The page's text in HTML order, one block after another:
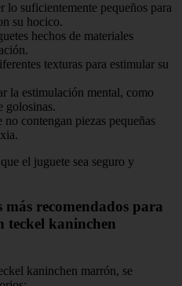
lo suficientemente pequeños para
su hocico.
hechos de materiales
texturas para estimular su
la estimulación mental, como
golosinas.
no contengan piezas pequeñas
el juguete sea seguro y
más recomendados para
teckel kaninchen
kaninchen marrón, se